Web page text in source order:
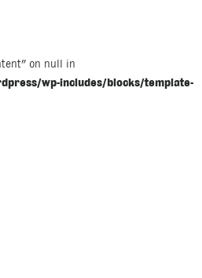
on null in
wp-includes/blocks/template-